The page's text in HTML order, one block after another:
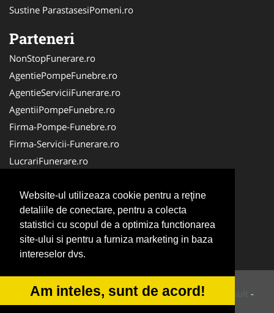
Website-ul utilizeaza cookie pentru a reţine
detaliile de conectare, pentru a colecta
statistici cu scopul de a optimiza functionarea
site-ului si pentru a furniza marketing in baza
intereselor dvs.
Am inteles, sunt de acord!
Sustine ParastasesiPomeni.ro
Parteneri
NonStopFunerare.ro
AgentiePompeFunebre.ro
AgentieServiciiFunerare.ro
AgentiiPompeFunebre.ro
Firma-Pompe-Funebre.ro
Firma-Servicii-Funerare.ro
LucrariFunerare.ro
AgentieFunerara.eu
AgentiiFunerare.com
CasaFunerara.com
Repatriere-Transport-Decedati.ro
© 2014-2026 Powered byVilonMedia&Tokaido Consult -